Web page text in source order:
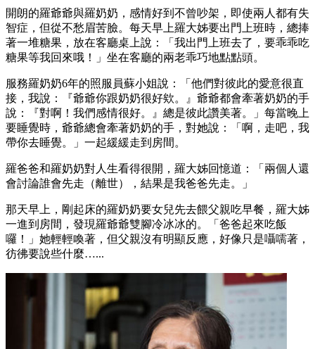
開朗的羅爺爺與羅奶奶，感情好到不曾吵架，即使兩人都有失
智症，但從不愁眉苦臉。每天早上羅大姊要出門上班時，總捧
著一堆糖果，放在客廳桌上說：「我出門上班去了，要乖乖吃
糖果等我回來哦！」坐在客廳的兩老乖巧地點點頭。
服務羅奶奶6年的照服員蘇小姐說：「他們對彼此的愛意很直
接，我說：『爺爺你跟奶奶很好欸。』爺爺都會牽著奶奶的手
說：『對啊！我們感情很好。』總是彼此讚美著。」每當晚上
要睡覺時，爺爺總會牽著奶奶的手，對她說：「啊，走吧，我
帶你去睡覺。」一起緩緩走到房間。
羅爸爸和羅奶奶對人生看得很開，羅大姊回憶道：「兩個人還
會討論誰會先走（離世），結果是我爸爸先走。」
那天早上，剛起床的羅奶奶要女兒先去餵父親吃早餐，羅大姊
一進到房間，發現羅爺爺雙腳冷冰冰的。「爸爸起來吃飯
囉！」她輕輕喚著，但父親沒有明顯反應，好像只是囁嚅著，
彷彿要說些什麼…...